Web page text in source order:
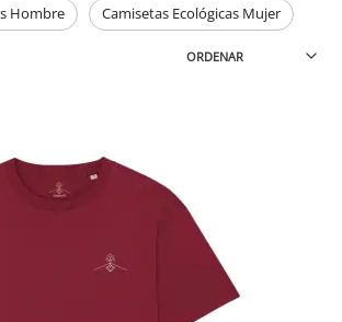
Hombre Camisetas Ecológicas Mujer